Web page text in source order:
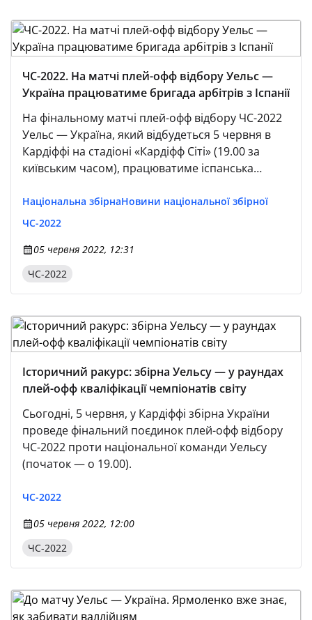
ЧС-2022. На матчі плей-офф відбору Уельс —
Україна працюватиме бригада арбітрів з Іспанії
На фінальному матчі плей-офф відбору ЧС-2022
Уельс — Україна, який відбудеться 5 червня в
Кардіффі на стадіоні «Кардіфф Сіті» (19.00 за
київським часом), працюватиме іспанська
Матео Лаосом.
Національна збірнаНовини національної збірної
ЧС-2022
05 червня 2022, 12:31
ЧС-2022
Історичний ракурс: збірна Уельсу — у раундах
плей-офф кваліфікації чемпіонатів світу
Сьогодні, 5 червня, у Кардіффі збірна України
проведе фінальний поєдинок плей-офф відбору
ЧС-2022 проти національної команди Уельсу
(початок — о 19.00).
ЧС-2022
05 червня 2022, 12:00
ЧС-2022